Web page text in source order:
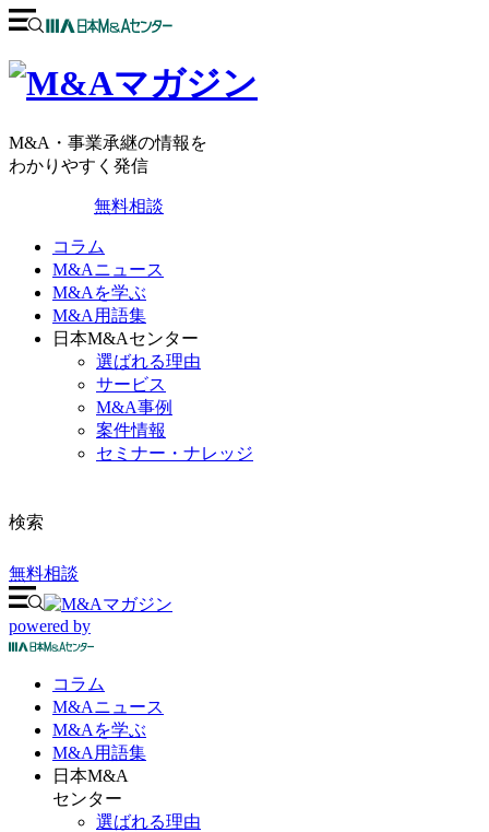
M&A・事業承継の情報を
わかりやすく発信
無料相談
コラム
M&Aニュース
M&Aを学ぶ
M&A用語集
日本M&Aセンター
選ばれる理由
サービス
M&A事例
案件情報
セミナー・ナレッジ
検索
無料相談
powered by
コラム
M&Aニュース
M&Aを学ぶ
M&A 用語集
日本M&A
センター
選ばれる理由